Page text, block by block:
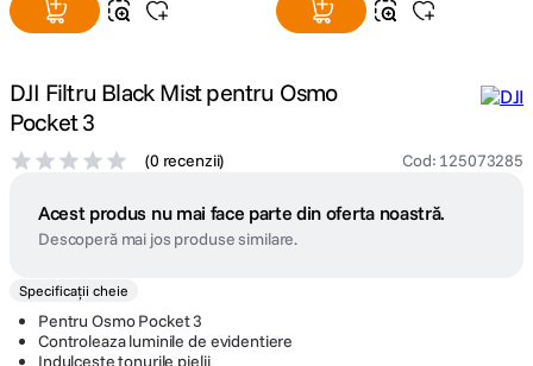
DJI Filtru Black Mist pentru Osmo
Pocket 3
(0 recenzii) Cod: 125073285
Acest produs nu mai face parte din oferta noastră.
Descoperă mai jos produse similare.
Specificații cheie
Pentru Osmo Pocket 3
Controleaza luminile de evidentiere
Indulceste tonurile pielii